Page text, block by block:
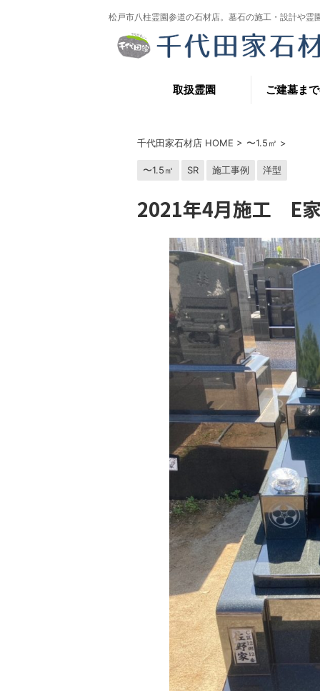
松戸市八柱霊園参道の石材店。墓石の施工・設計や霊
取扱霊園 ご建墓ま
千代田家石材店 HOME > 〜1.5㎡ >
〜1.5㎡ SR 施工事例 洋型
2021年4月施工 E